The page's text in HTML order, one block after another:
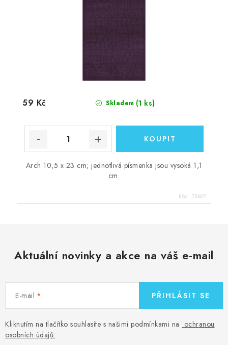
Skladem (1 ks)
59 Kč
Arch 10,5 x 23 cm; jednotlivá písmenka jsou vysoká 1,1
cm.
Kód: 73607
Aktuální novinky a akce na váš e-mail
E-mail
Kliknutím na tlačítko souhlasíte s našimi podmínkami na ochranou
osobních údajů.
PŘIHLÁSIT SE